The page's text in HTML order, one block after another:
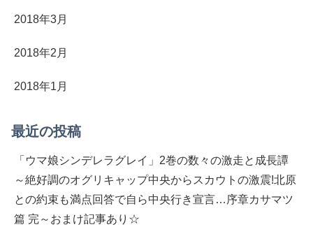
2018年3月
2018年2月
2018年1月
最近の投稿
「ウマ娘シンデレラグレイ」2巻の数々の激走と成長譚
～絶好調のオグリキャップ中央からスカウトの激震!北原
との約束も満点回答で自ら中央行き宣言…序章カサマツ
篇 完～おまけ記事あり☆